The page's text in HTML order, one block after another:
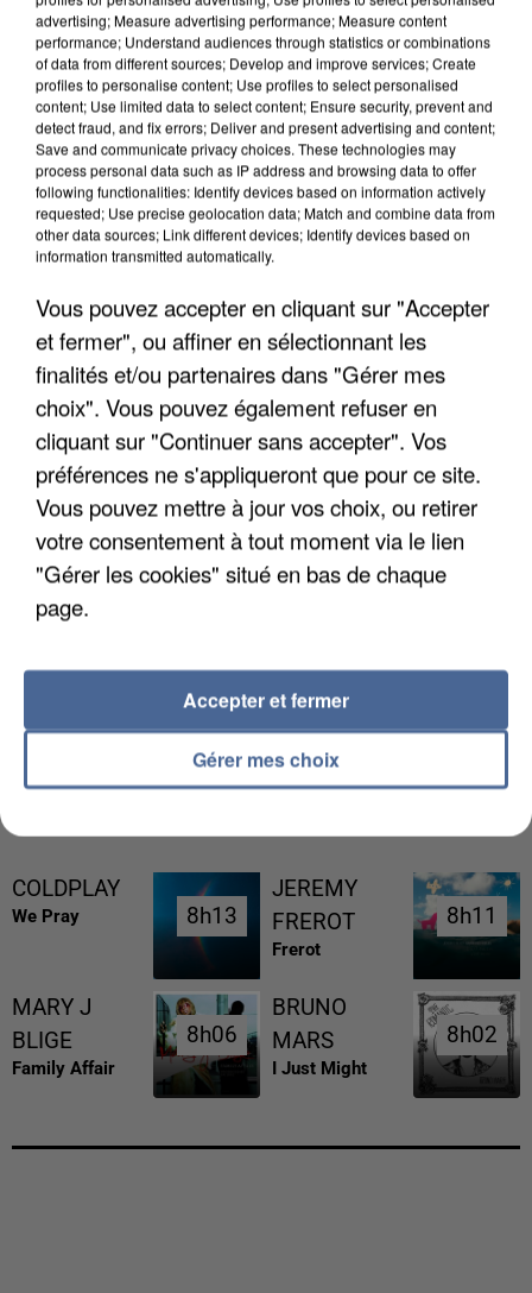
UNE TOURISTE DE L’OISE EMPORTÉE PAR UNE
COULÉE DE BOUE EN HAUTE-SAVOIE
LES DONNÉES DE 300 000 CLIENTS DÉROBÉES À
INTERMARCHÉ APRÈS UNE...
COLDPLAY
We Pray 8h13
8h13
JEREMY
FREROT
Frerot
8h11
8h11
MARY J
BLIGE
Family Affair
8h06
8h06
BRUNO
MARS
I Just Might
8h02
8h02
advertising; Measure advertising performance; Measure content
performance; Understand audiences through statistics or combinations
of data from different sources; Develop and improve services; Create
profiles to personalise content; Use profiles to select personalised
content; Use limited data to select content; Ensure security, prevent and
detect fraud, and fix errors; Deliver and present advertising and content;
Save and communicate privacy choices. These technologies may
process personal data such as IP address and browsing data to offer
following functionalities: Identify devices based on information actively
requested; Use precise geolocation data; Match and combine data from
other data sources; Link different devices; Identify devices based on
information transmitted automatically.
Vous pouvez accepter en cliquant sur "Accepter
et fermer", ou affiner en sélectionnant les
finalités et/ou partenaires dans "Gérer mes
choix". Vous pouvez également refuser en
cliquant sur "Continuer sans accepter". Vos
préférences ne s'appliqueront que pour ce site.
Vous pouvez mettre à jour vos choix, ou retirer
votre consentement à tout moment via le lien
"Gérer les cookies" situé en bas de chaque
page.
Gérer mes choix
Accepter et fermer